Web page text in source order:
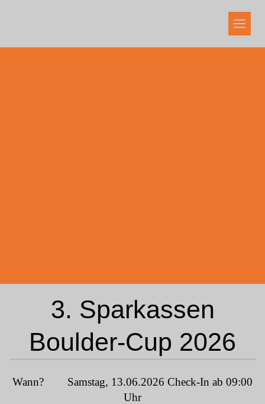
3. Sparkassen
Boulder-Cup 2026
Wann? Samstag, 13.06.2026 Check-In ab 09:00
Uhr